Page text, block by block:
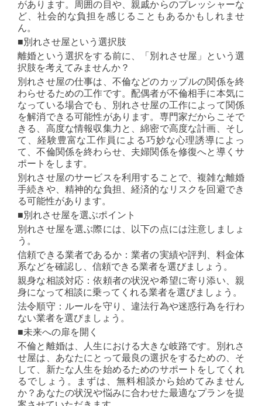
があります。周囲の目や、親戚からのプレッシャーな
ど、社会的な負担を感じることもあるかもしれませ
ん。
■別れさせ屋という選択肢
離婚という選択をする前に、「別れさせ屋」という選
択肢を考えてみませんか？
別れさせ屋の仕事は、不倫などのカップルの関係を終
わらせるための工作です。配偶者が不倫相手に本気に
なっている場合でも、別れさせ屋の工作によって関係
を解消できる可能性があります。専門家だからこそで
きる、高度な情報収集力と、綿密で高度な計画、そし
て、経験豊富な工作員による巧妙な心理誘導によっ
て、不倫関係を終わらせ、夫婦関係を修復へと導くサ
ポートをします。
別れさせ屋のサービスを利用することで、複雑な離婚
手続きや、精神的な負担、経済的なリスクを回避でき
る可能性があります。
■別れさせ屋を選ぶポイント
別れさせ屋を選ぶ際には、以下の点には注意しましょ
う。
信頼できる業者であるか：業者の実績や評判、料金体
系などを確認し、信頼できる業者を選びましょう。
親身な相談対応：依頼者の状況や希望に寄り添い、親
身になって相談に乗ってくれる業者を選びましょう。
法令順守：ルールを守り、違法行為や迷惑行為を行わ
ない業者を選びましょう。
■未来への扉を開く
不倫と離婚は、人生における大きな岐路です。別れさ
せ屋は、あなたにとって最良の選択をするための、そ
して、新たな人生を始めるためのサポートをしてくれ
るでしょう。まずは、無料相談から始めてみません
か？あなたの状況や悩みに合わせた最適なプランを提